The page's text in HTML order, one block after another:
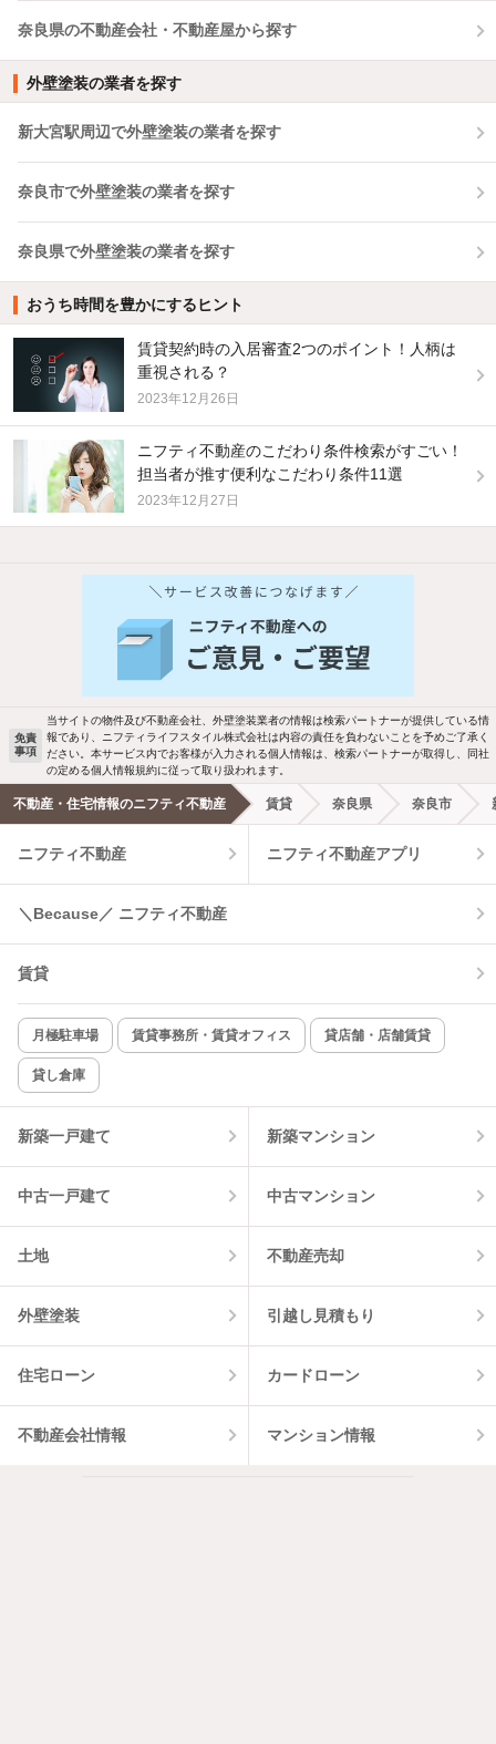
奈良県の不動産会社・不動産屋から探す
外壁塗装の業者を探す
新大宮駅周辺で外壁塗装の業者を探す
奈良市で外壁塗装の業者を探す
奈良県で外壁塗装の業者を探す
おうち時間を豊かにするヒント
賃貸契約時の入居審査2つのポイント！人柄は
重視される？
2023年12月26日
ニフティ不動産のこだわり条件検索がすごい！
担当者が推す便利なこだわり条件11選
2023年12月27日
免責
事項
当サイトの物件及び不動産会社、外壁塗装業者の情報は検索パートナーが提供している情
報であり、ニフティライフスタイル株式会社は内容の責任を負わないことを予めご了承く
ださい。本サービス内でお客様が入力される個人情報は、検索パートナーが取得し、同社
の定める個人情報規約に従って取り扱われます。
不動産・住宅情報のニフティ不動産 賃貸 奈良県 奈良市
ニフティ不動産 ニフティ不動産アプリ
＼Because／ ニフティ不動産
賃貸
月極駐車場 賃貸事務所・賃貸オフィス 貸店舗・店舗賃貸
貸し倉庫
新築一戸建て 新築マンション
中古一戸建て 中古マンション
土地 不動産売却
外壁塗装 引越し見積もり
住宅ローン カードローン
不動産会社情報 マンション情報